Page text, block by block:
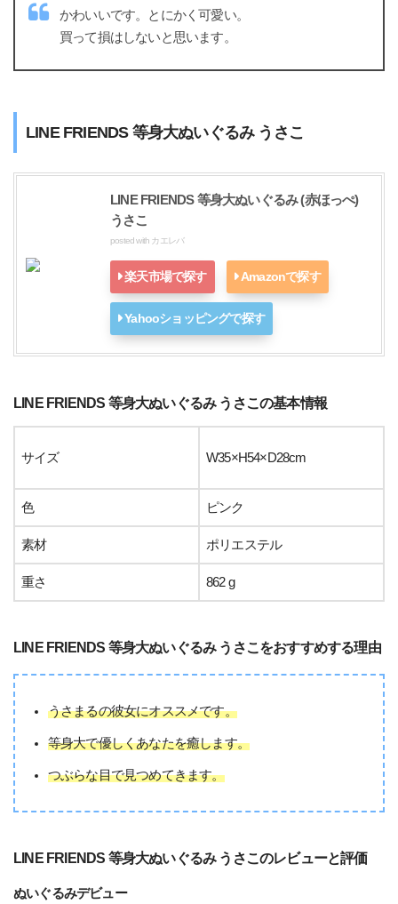
かわいいです。とにかく可愛い。
買って損はしないと思います。
LINE FRIENDS 等身大ぬいぐるみ うさこ
LINE FRIENDS 等身大ぬいぐるみ (赤ほっぺ)
うさこ
posted with カエレバ
楽天市場で探す Amazonで探す
Yahooショッピングで探す
LINE FRIENDS 等身大ぬいぐるみ うさこの基本情報
サイズ W35×H54×D28cm
色 ピンク
素材 ポリエステル
重さ 862 g
LINE FRIENDS 等身大ぬいぐるみ うさこをおすすめする理由
うさまるの彼女にオススメです。
等身大で優しくあなたを癒します。
つぶらな目で見つめてきます。
LINE FRIENDS 等身大ぬいぐるみ うさこのレビューと評価
ぬいぐるみデビュー